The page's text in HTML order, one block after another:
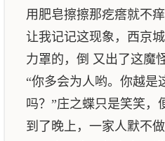
用肥皂擦擦那疙瘩就不
让我记记这现象，西京
力罩的，倒 又出了这魔
“你多会为人哟。你越是
吗？”庄之蝶只是笑笑，
到了晚上，一家人默不